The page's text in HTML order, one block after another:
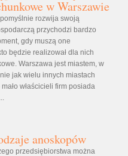
w Warszawie
rozwija swoją
przychodzi bardzo
gdy muszą one
będzie realizował dla nich
Warszawa jest miastem, w
jak wielu innych miastach
właścicieli firm posiada
anoskopów
przedsiębiorstwa można